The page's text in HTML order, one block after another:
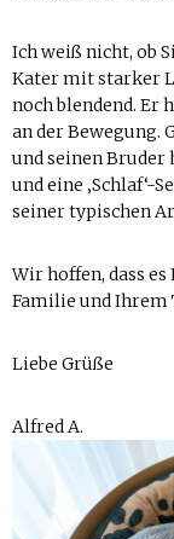
Ich weiß nicht, ob
Kater mit starker
noch blendend. Er
an der Bewegung.
und seinen Bruder
und eine ‚Schlaf‘-
seiner typischen
Wir hoffen, dass
Familie und Ihrem
Liebe Grüße
Alfred A.